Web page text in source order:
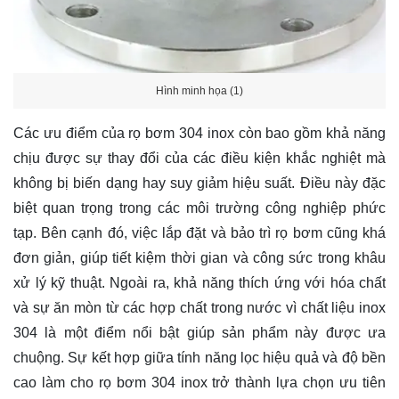
Hình minh họa (1)
Các ưu điểm của rọ bơm 304 inox còn bao gồm khả năng
chịu được sự thay đổi của các điều kiện khắc nghiệt mà
không bị biến dạng hay suy giảm hiệu suất. Điều này đặc
biệt quan trọng trong các môi trường công nghiệp phức
tạp. Bên cạnh đó, việc lắp đặt và bảo trì rọ bơm cũng khá
đơn giản, giúp tiết kiệm thời gian và công sức trong khâu
xử lý kỹ thuật. Ngoài ra, khả năng thích ứng với hóa chất
và sự ăn mòn từ các hợp chất trong nước vì chất liệu inox
304 là một điểm nổi bật giúp sản phẩm này được ưa
chuộng. Sự kết hợp giữa tính năng lọc hiệu quả và độ bền
cao làm cho rọ bơm 304 inox trở thành lựa chọn ưu tiên